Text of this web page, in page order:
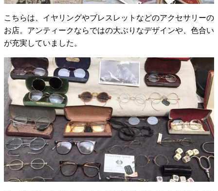
こちらは、イヤリングやブレスレットなどのアクセサリーの
お店。アンティークならではの大ぶりなデザインや、色合い
が充実していました。